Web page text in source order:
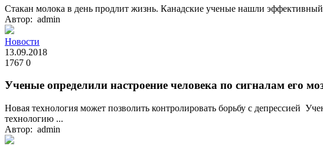
Стакан молока в день продлит жизнь. Канадские ученые нашли
Автор: admin
Новости
13.09.2018
1767 0
Ученые определили настроение человека по сигналам его
Новая технология может позволить контролировать борьбу с депрессией
технологию ...
Автор: admin